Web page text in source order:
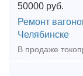
50000 руб.
Ремонт
Челябинске